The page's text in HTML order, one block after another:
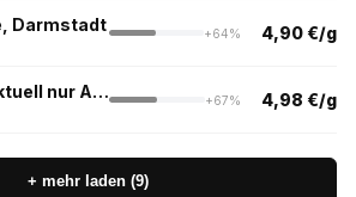
Darmstadt +64% 4,90 €/g
Bluetenbude (aktuell nur Abholung kein Versand) +67% 4,98 €/g
+ mehr laden (9)